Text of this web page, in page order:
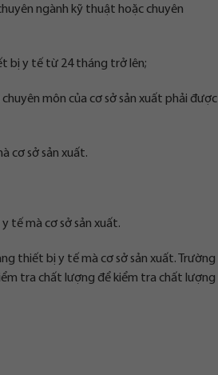
ngành kỹ thuật hoặc chuyên
bị y tế từ 24 tháng trở lên;
môn của cơ sở sản xuất phải được
cơ sở sản xuất.
tế mà cơ sở sản xuất.
thiết bị y tế mà cơ sở sản xuất. Trường
tra chất lượng để kiểm tra chất lượng